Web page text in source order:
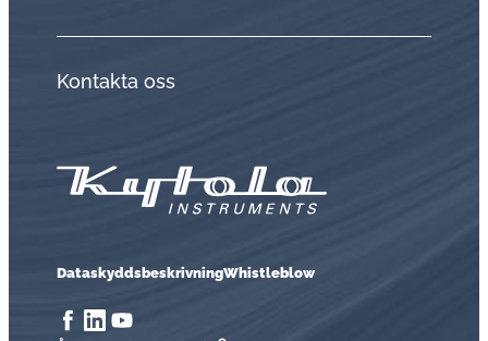
Kontakta oss
DataskyddsbeskrivningWhistleblow